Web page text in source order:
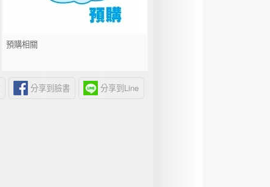
預購相關
分享到Line
分享到臉書